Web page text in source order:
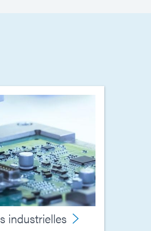
industrielles